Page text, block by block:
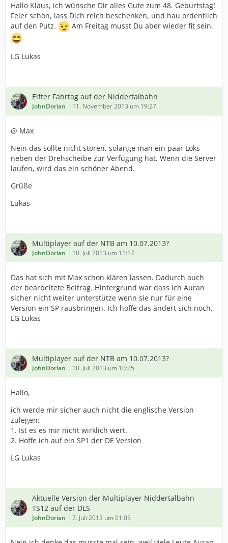
Hallo Klaus, ich wünsche Dir alles Gute zum 48. Geburtstag!
Feier schön, lass Dich reich beschenken, und hau ordentlich
auf den Putz.
Am Freitag musst Du aber wieder fit sein.
LG Lukas
Elfter Fahrtag auf der Niddertalbahn
JohnDorian 11. November 2013 um 19:27
@ Max
Nein das sollte nicht stören, solange man ein paar Loks
neben der Drehscheibe zur Verfügung hat. Wenn die Server
laufen, wird das ein schöner Abend.
Grüße
Lukas
Multiplayer auf der NTB am 10.07.2013?
JohnDorian 10. Juli 2013 um 11:17
Das hat sich mit Max schon klären lassen. Dadurch auch
der bearbeitete Beitrag. Hintergrund war dass ich Auran
sicher nicht weiter unterstütze wenn sie nur für eine
Version ein SP rausbringen. Ich hoffe das ändert sich noch.
LG Lukas
Multiplayer auf der NTB am 10.07.2013?
JohnDorian 10. Juli 2013 um 10:25
Hallo,
ich werde mir sicher auch nicht die englische Version
zulegen:
1. Ist es es mir nicht wirklich wert.
2. Hoffe ich auf ein SP1 der DE Version
LG Lukas
Aktuelle Version der Multiplayer Niddertalbahn
TS12 auf der DLS
JohnDorian 7. Juli 2013 um 01:05